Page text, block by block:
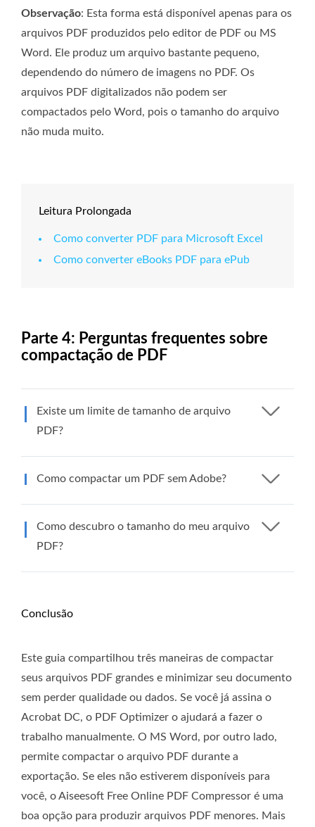
Observação: Esta forma está disponível apenas para os
arquivos PDF produzidos pelo editor de PDF ou MS
Word. Ele produz um arquivo bastante pequeno,
dependendo do número de imagens no PDF. Os
arquivos PDF digitalizados não podem ser
compactados pelo Word, pois o tamanho do arquivo
não muda muito.
Leitura Prolongada
Como converter PDF para Microsoft Excel
Como converter eBooks PDF para ePub
Parte 4: Perguntas frequentes sobre
compactação de PDF
Existe um limite de tamanho de arquivo
PDF?
Como compactar um PDF sem Adobe?
Como descubro o tamanho do meu arquivo
PDF?
Conclusão
Este guia compartilhou três maneiras de compactar
seus arquivos PDF grandes e minimizar seu documento
sem perder qualidade ou dados. Se você já assina o
Acrobat DC, o PDF Optimizer o ajudará a fazer o
trabalho manualmente. O MS Word, por outro lado,
permite compactar o arquivo PDF durante a
exportação. Se eles não estiverem disponíveis para
você, o Aiseesoft Free Online PDF Compressor é uma
boa opção para produzir arquivos PDF menores. Mais